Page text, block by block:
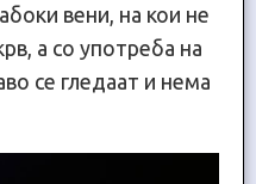
вени, на кои не
а со употреба на
се гледаат и нема